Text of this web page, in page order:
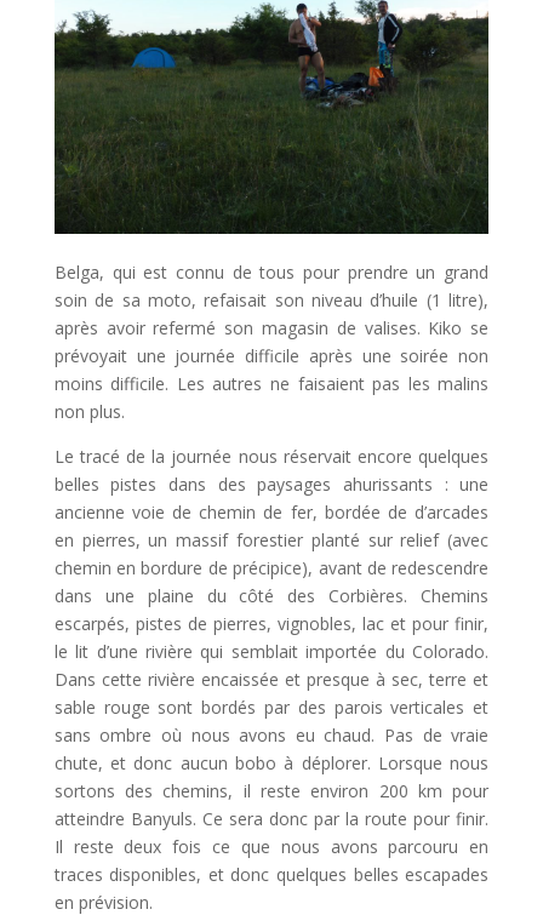
Belga, qui est connu de tous pour prendre un grand
soin de sa moto, refaisait son niveau d’huile (1 litre),
après avoir refermé son magasin de valises. Kiko se
prévoyait une journée difficile après une soirée non
moins difficile. Les autres ne faisaient pas les malins
non plus.
Le tracé de la journée nous réservait encore quelques
belles pistes dans des paysages ahurissants : une
ancienne voie de chemin de fer, bordée de d’arcades
en pierres, un massif forestier planté sur relief (avec
chemin en bordure de précipice), avant de redescendre
dans une plaine du côté des Corbières. Chemins
escarpés, pistes de pierres, vignobles, lac et pour finir,
le lit d’une rivière qui semblait importée du Colorado.
Dans cette rivière encaissée et presque à sec, terre et
sable rouge sont bordés par des parois verticales et
sans ombre où nous avons eu chaud. Pas de vraie
chute, et donc aucun bobo à déplorer. Lorsque nous
sortons des chemins, il reste environ 200 km pour
atteindre Banyuls. Ce sera donc par la route pour finir.
Il reste deux fois ce que nous avons parcouru en
traces disponibles, et donc quelques belles escapades
en prévision.